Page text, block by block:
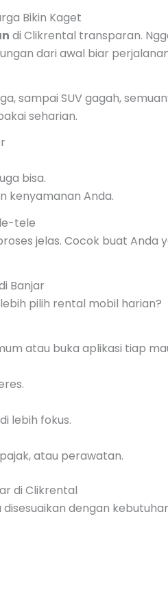
Bikin Kaget
di Clikrental transparan.
dari awal biar
sampai SUV gagah,
seharian.
bisa.
kenyamanan Anda.
tele
jelas. Cocok buat Anda
Banjar
pilih rental mobil harian?
atau buka aplikasi tiap
lebih fokus.
atau perawatan.
di Clikrental
dengan